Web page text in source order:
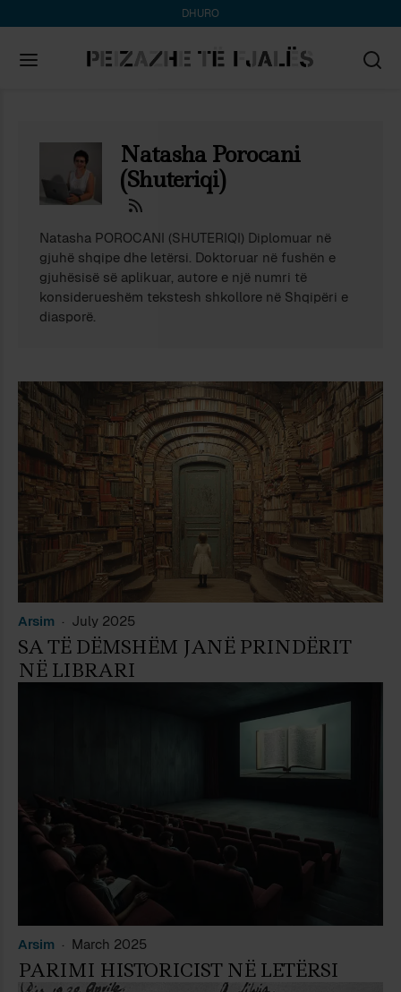
DHURO
for:
Natasha Porocani
(Shuteriqi)
Natasha POROCANI (SHUTERIQI) Diplomuar në
gjuhë shqipe dhe letërsi. Doktoruar në fushën e
gjuhësisë së aplikuar, autore e një numri të
konsiderueshëm tekstesh shkollore në Shqipëri e
diasporë.
Arsim July 2025
SA TË DËMSHËM JANË PRINDËRIT
NË LIBRARI
Arsim March 2025
PARIMI HISTORICIST NË LETËRSI